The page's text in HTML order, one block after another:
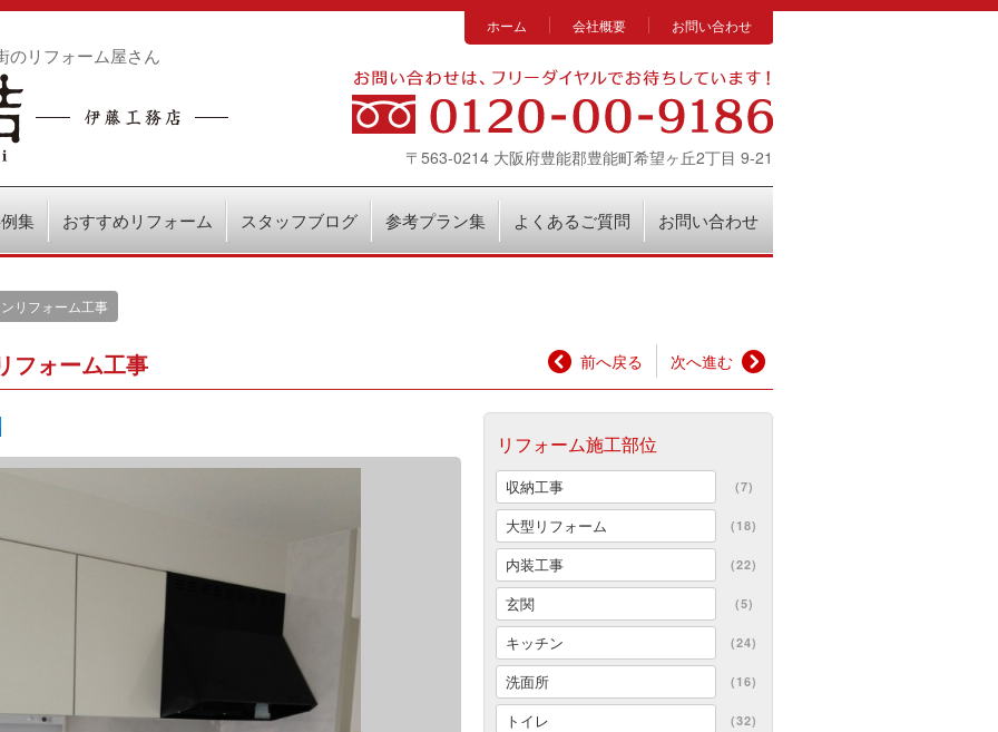
のリフォーム屋さん
ホーム 会社概要 お問い合わせ
〒563-0214 大阪府豊能郡豊能町希望ヶ丘2丁目 9-21
集 おすすめリフォーム スタッフブログ 参考プラン集 よくあるご質問 お問い合わせ
リフォーム工事
前へ戻る 次へ進む
フォーム工事
リフォーム施工部位
収納工事 (7)
大型リフォーム (18)
内装工事 (22)
玄関 (5)
キッチン (24)
洗面所 (16)
トイレ (32)